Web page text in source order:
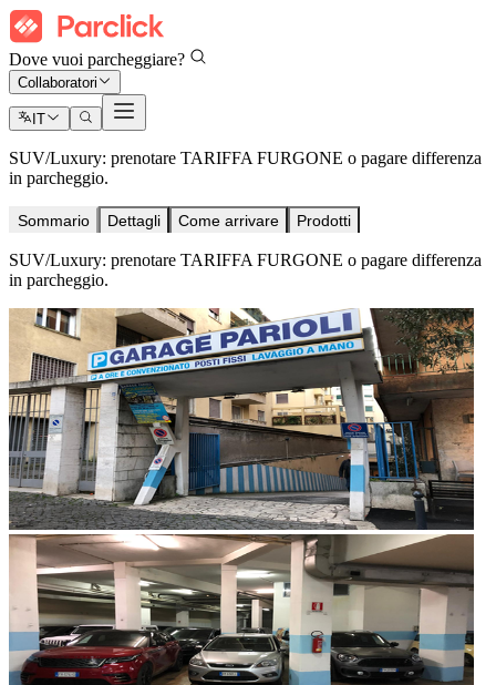
Dove vuoi parcheggiare?
Collaboratori
IT
SUV/Luxury: prenotare TARIFFA FURGONE o pagare differenza
in parcheggio.
Sommario Dettagli Come arrivare Prodotti
SUV/Luxury: prenotare TARIFFA FURGONE o pagare differenza
in parcheggio.